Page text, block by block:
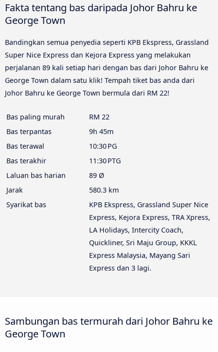
Fakta tentang bas daripada Johor Bahru ke
George Town
Bandingkan semua penyedia seperti KPB Ekspress, Grassland
Super Nice Express dan Kejora Express yang melakukan
perjalanan 89 kali setiap hari dengan bas dari Johor Bahru ke
George Town dalam satu klik! Tempah tiket bas anda dari
Johor Bahru ke George Town bermula dari RM 22!
Bas paling murah
RM 22
Bas terpantas
9h 45m
Bas terawal
10:30 PG
Bas terakhir
11:30 PTG
Laluan bas harian
89 Ø
Jarak
580.3 km
Syarikat bas
KPB Ekspress, Grassland Super Nice
Express, Kejora Express, TRA Xpress,
LA Holidays, Intercity Coach,
Quickliner, Sri Maju Group, KKKL
Express Malaysia, Mayang Sari
Express dan 3 lagi.
Sambungan bas termurah dari Johor Bahru ke
George Town